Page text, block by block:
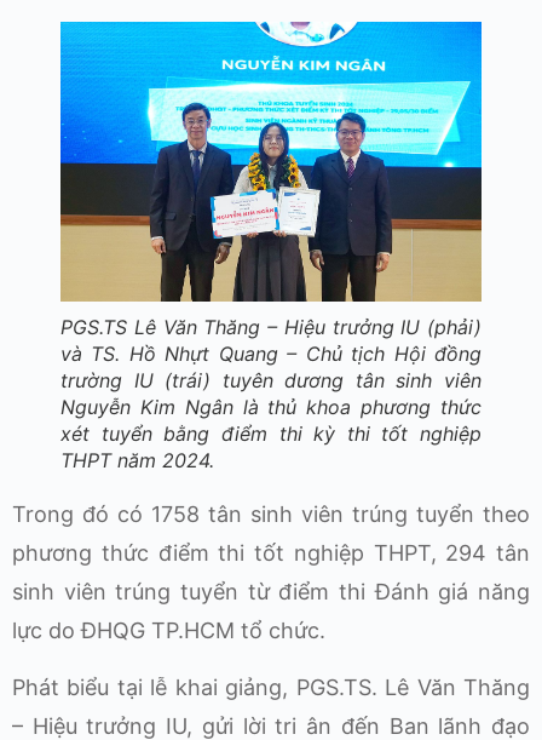
PGS.TS Lê Văn Thăng – Hiệu trưởng IU (phải)
và TS. Hồ Nhựt Quang – Chủ tịch Hội đồng
trường IU (trái) tuyên dương tân sinh viên
Nguyễn Kim Ngân là thủ khoa phương thức
xét tuyển bằng điểm thi kỳ thi tốt nghiệp
THPT năm 2024.
Trong đó có 1758 tân sinh viên trúng tuyển theo
phương thức điểm thi tốt nghiệp THPT, 294 tân
sinh viên trúng tuyển từ điểm thi Đánh giá năng
lực do ĐHQG TP.HCM tổ chức.
Phát biểu tại lễ khai giảng, PGS.TS. Lê Văn Thăng
– Hiệu trưởng IU, gửi lời tri ân đến Ban lãnh đạo